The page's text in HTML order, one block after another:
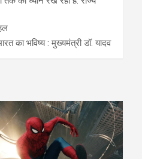
का भविष्य : मुख्यमंत्री डॉ. यादव